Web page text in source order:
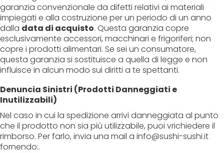
garanzia convenzionale da difetti relativi ai materiali
impiegati e alla costruzione per un periodo di un anno
dalla data di acquisto. Questa garanzia copre
esclusivamente accessori, macchinari e frigoriferi; non
copre i prodotti alimentari. Se sei un consumatore,
questa garanzia si sostituisce a quella di legge e non
influisce in alcun modo sui diritti a te spettanti.
Denuncia Sinistri (Prodotti Danneggiati e
Inutilizzabili)
Nel caso in cui la spedizione arrivi danneggiata al punto
che il prodotto non sia più utilizzabile, puoi vrichiedere il
rimborso. Per farlo, invia una mail a info@sushi-sushi.it
fornendo:.